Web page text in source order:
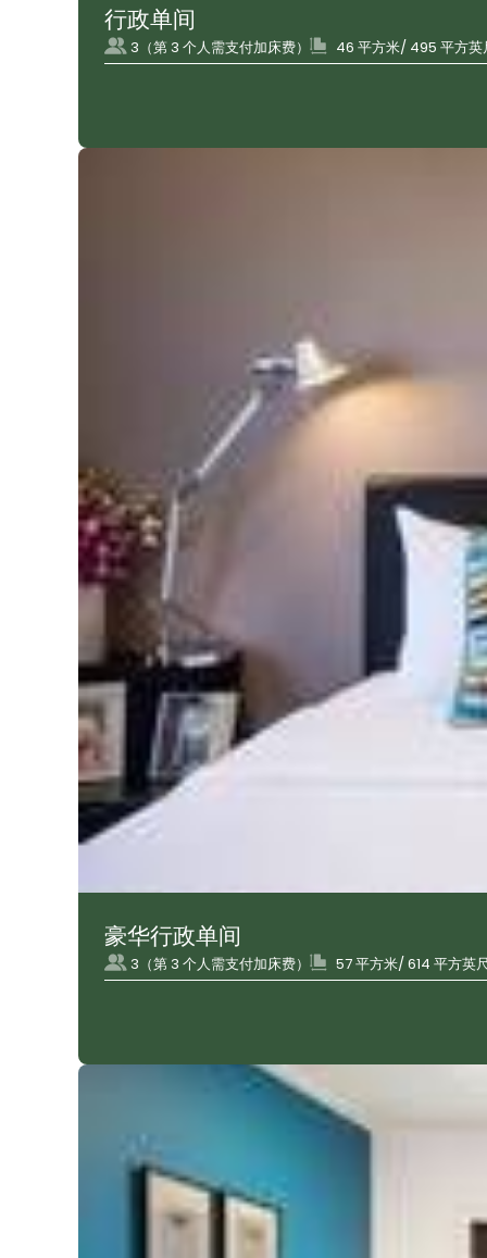
行政单间
3（第 3 个人需支付加床费） 46 平方米/ 495 平方英
豪华行政单间
3（第 3 个人需支付加床费） 57 平方米/ 614 平方英